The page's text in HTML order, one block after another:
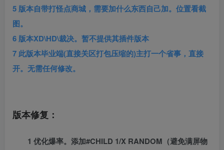
5 版本自带打怪点商城，需要加什么东西自己加。位置看截
图。
6 版本XD\HD\裁决。暂不提供其插件版本
7 此版本毕业端(直接关区打包压缩的)主打一个省事，直接
开。无需任何修改。
版本修复：
1 优化爆率。添加#CHILD 1/X RANDOM（避免满屏物